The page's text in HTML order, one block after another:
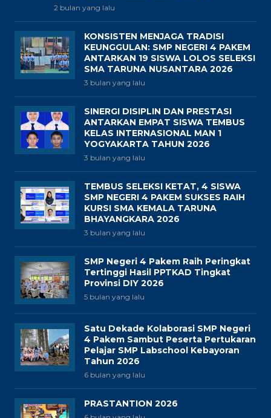
2 bulan yang lalu
KONSISTEN MENJAGA TRADISI
KEUNGGULAN: SMP NEGERI 4 PAKEM
ANTARKAN 19 SISWA LOLOS SELEKSI
SMA TARUNA NUSANTARA 2026
3 bulan yang lalu
SINERGI DISIPLIN DAN PRESTASI
ANTARKAN EMPAT SISWA TEMBUS
KELAS INTERNASIONAL MAN 1
YOGYAKARTA TAHUN 2026
3 bulan yang lalu
TEMBUS SELEKSI KETAT, 4 SISWA
SMP NEGERI 4 PAKEM SUKSES RAIH
KURSI SMA KEMALA TARUNA
BHAYANGKARA 2026
3 bulan yang lalu
SMP Negeri 4 Pakem Raih Peringkat
Tertinggi Hasil PPTKAD Tingkat
Provinsi DIY 2026
5 bulan yang lalu
Satu Dekade Kolaborasi SMP Negeri
4 Pakem Sambut Peserta Pertukaran
Pelajar SMP Labschool Kebayoran
Tahun 2026
6 bulan yang lalu
PRASTANTION 2026